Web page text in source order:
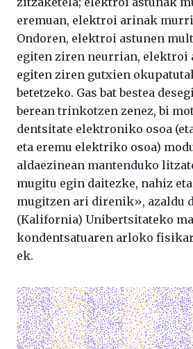
eremuan, elektroi arinak
Ondoren, elektroi astunen
egiten ziren neurrian, elektroi
egiten ziren gutxien
betetzeko. Gas bat bestea
berean trinkotzen zenez, bi
dentsitate elektroniko osoa
eta eremu elektriko osoa)
aldaezinean mantenduko
mugitu egin daitezke, nahiz
mugitzen ari direnik», azaldu
(Kalifornia) Unibertsitateko
kondentsatuaren arloko
ek.